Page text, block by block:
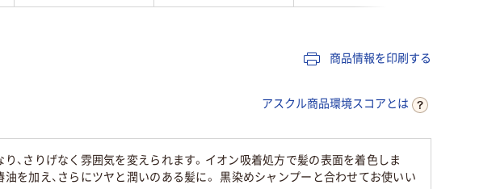
商品情報を印刷する
アスクル商品環境スコアとは
、さりげなく雰囲気を変えられます。イオン吸着処方で髪の表面を着色しま
を加え、さらにツヤと潤いのある髪に。 黒染めシャンプーと合わせてお使いい